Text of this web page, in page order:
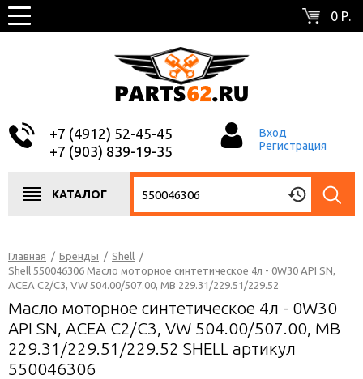
0 Р.
+7 (4912) 52-45-45
+7 (903) 839-19-35
Вход
Регистрация
КАТАЛОГ
Главная / Бренды / Shell /
Shell 550046306 Масло моторное синтетическое 4л - 0W30 API SN,
ACEA C2/C3, VW 504.00/507.00, MB 229.31/229.51/229.52
Масло моторное синтетическое 4л - 0W30
API SN, ACEA C2/C3, VW 504.00/507.00, MB
229.31/229.51/229.52 SHELL артикул
550046306